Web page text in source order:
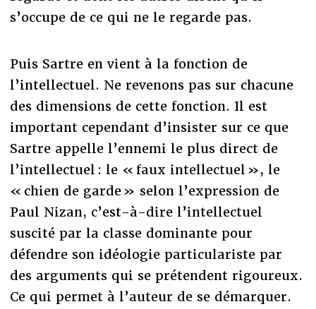
s’occupe de ce qui ne le regarde pas.
Puis Sartre en vient à la fonction de
l’intellectuel. Ne revenons pas sur chacune
des dimensions de cette fonction. Il est
important cependant d’insister sur ce que
Sartre appelle l’ennemi le plus direct de
l’intellectuel : le « faux intellectuel », le
« chien de garde » selon l’expression de
Paul Nizan, c’est-à-dire l’intellectuel
suscité par la classe dominante pour
défendre son idéologie particulariste par
des arguments qui se prétendent rigoureux.
Ce qui permet à l’auteur de se démarquer.